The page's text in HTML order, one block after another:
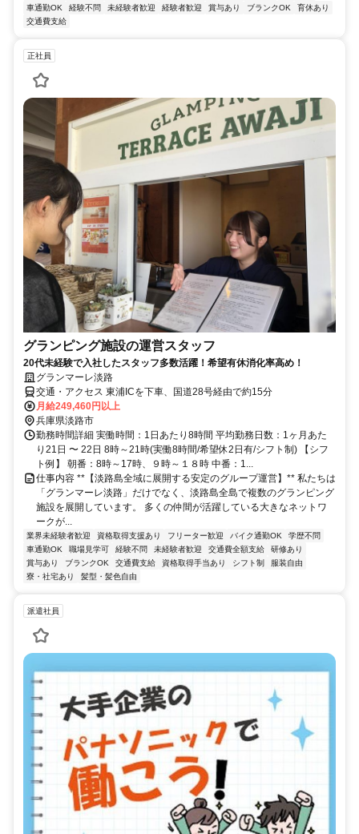
車通勤OK
経験不問 未経験者歓迎 経験者歓迎 賞与あり ブランクOK
育休あり
交通費支給
正社員
グランピング施設の運営スタッフ
20代未経験で入社したスタッフ多数活躍！希望有休消化率高め！
グランマーレ淡路
交通・アクセス 東浦ICを下車、国道28号経由で約15分
月給249,460円以上
兵庫県淡路市
勤務時間詳細 実働時間：1日あたり8時間 平均勤務日数：1ヶ月あた
り21日 〜 22日 8時～21時(実働8時間/希望休2日有/シフト制) 【シフ
ト例】 朝番：8時～17時、９時～１８時 中番：1...
仕事内容 **【淡路島全域に展開する安定のグループ運営】** 私たちは
「グランマーレ淡路」だけでなく、淡路島全島で複数のグランピング
施設を展開しています。 多くの仲間が活躍している大きなネットワ
ークが...
業界未経験者歓迎 資格取得支援あり フリーター歓迎 バイク通勤OK
学歴不問
車通勤OK
職場見学可 経験不問 未経験者歓迎 交通費全額支給
研修あり
賞与あり
ブランクOK 交通費支給 資格取得手当あり シフト制
服装自由
寮・社宅あり
髪型・髪色自由
派遣社員